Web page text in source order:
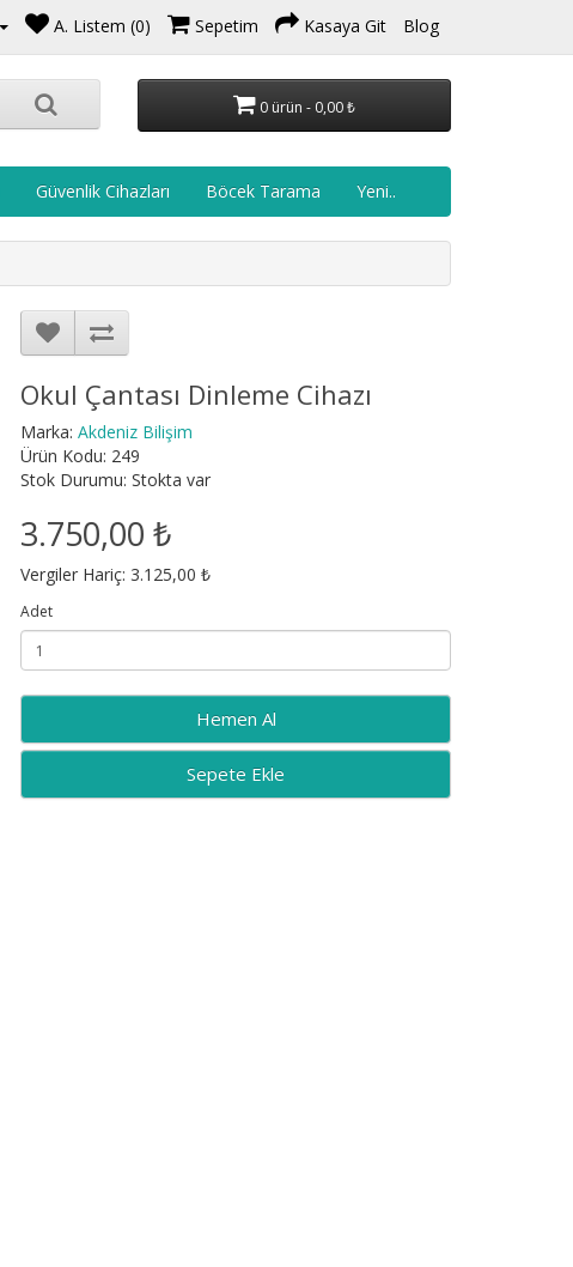
A. Listem (0) Sepetim Kasaya Git Blog
0 ürün - 0,00 ₺
Güvenlik Cihazları Böcek Tarama Yeni..
Okul Çantası Dinleme Cihazı
Marka: Akdeniz Bilişim
Ürün Kodu: 249
Stok Durumu: Stokta var
3.750,00 ₺
Vergiler Hariç: 3.125,00 ₺
Adet
Sepete Ekle